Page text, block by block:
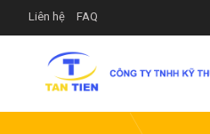
Liên hệ FAQ